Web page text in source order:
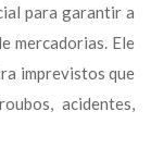
para garantir a
mercadorias. Ele
imprevistos que
acidentes,